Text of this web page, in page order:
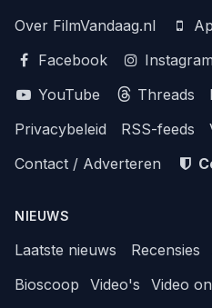
Over FilmVandaag.nl
Facebook
Instagram
YouTube
Threads
Privacybeleid
RSS-feeds
Contact / Adverteren
NIEUWS
Laatste nieuws Recensies
Bioscoop
Video's Video